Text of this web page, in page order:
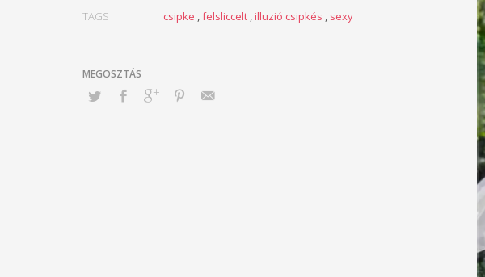
TAGS csipke ,felsliccelt ,illuzió csipkés , sexy